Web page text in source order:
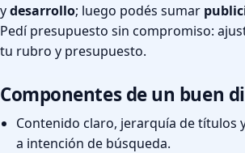
ydesarrollo; luego podés sumar
Pedí presupuesto sin compromiso:
tu rubro y presupuesto.
Componentes de un buen
Contenido claro, jerarquía de títulos
a intención de búsqueda.